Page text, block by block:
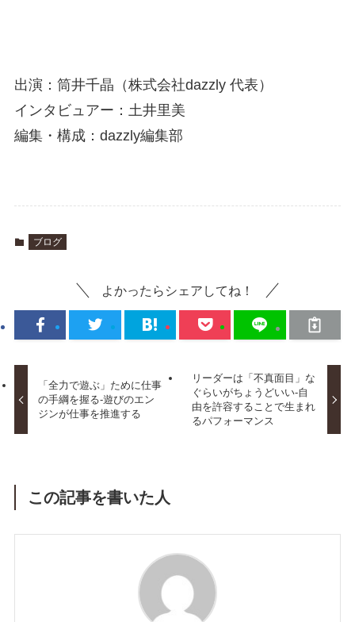
出演：筒井千晶（株式会社dazzly 代表）
インタビュアー：土井里美
編集・構成：dazzly編集部
ブログ
よかったらシェアしてね！
「全力で遊ぶ」ために仕事
の手綱を握る-遊びのエン
ジンが仕事を推進する
リーダーは「不真面目」な
ぐらいがちょうどいい-自
由を許容することで生まれ
るパフォーマンス
この記事を書いた人